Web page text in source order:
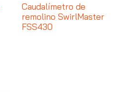
Caudalímetro de
remolino SwirlMaster
FSS430